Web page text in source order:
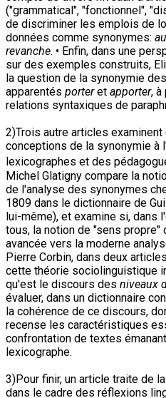
("grammatical", "fonctionnel",
de discriminer les emplois de
données comme synonymes:
revanche. • Enfin, dans une
sur des exemples construits,
la question de la synonymie
apparentés porteret apporter, à
relations syntaxiques de
2)Trois autre articles
conceptions de la synonymie à
lexicographes et des
Michel Glatigny compare la
de l'analyse des synonymes
1809 dans le dictionnaire de
lui-même), et examine si, dans
tous, la notion de "sens propre"
avancée vers la moderne
Pierre Corbin, dans deux
cette théorie sociolinguistique
qu'est le discours des niveaux
évaluer, dans un dictionnaire
la cohérence de ce discours,
recense les caractéristiques
confrontation de textes
lexicographe.
3)Pour finir, un article traite de
dans le cadre des réflexions